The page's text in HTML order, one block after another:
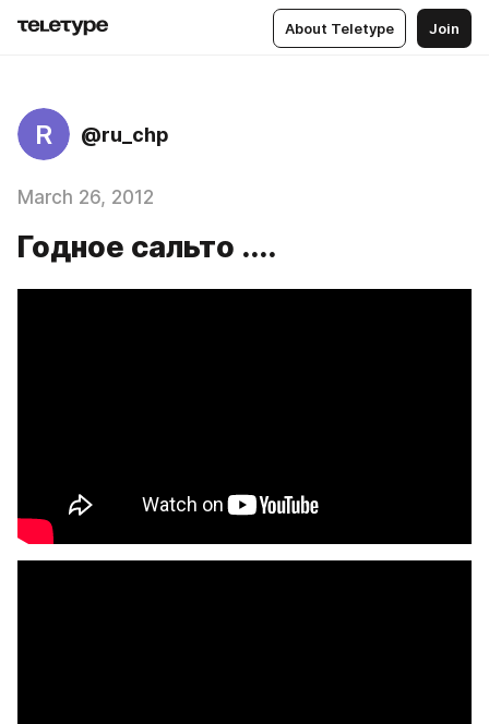
About Teletype Join
R @ru_chp
March 26, 2012
Годное сальто ....